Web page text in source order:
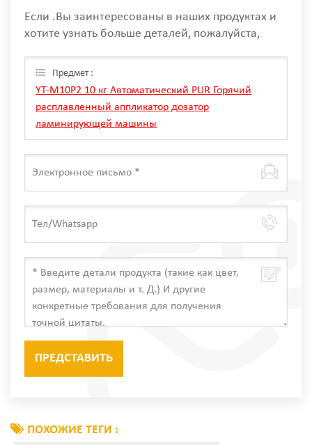
Если .Вы заинтересованы в наших продуктах и
хотите узнать больше деталей, пожалуйста,
только мы Can.
Предмет :
YT-M10P2 10 кг Автоматический PUR Горячий
расплавленный аппликатор дозатор
ламинирующей машины
ПОХОЖИЕ ТЕГИ :